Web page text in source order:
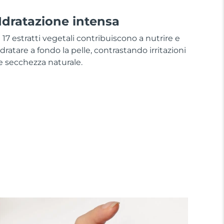
intensa
17 estratti vegetali contribuiscono a nutrire e
a fondo la pelle, contrastando irritazioni
secchezza naturale.